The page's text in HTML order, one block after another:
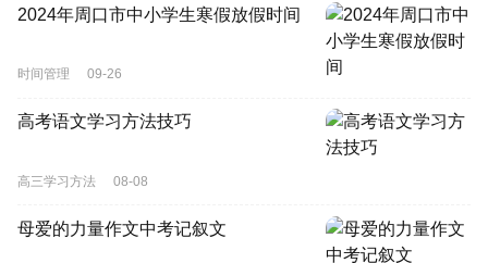
2024年周口市中小学生寒假放假时间
时间管理 09-26
高考语文学习方法技巧
高三学习方法 08-08
母爱的力量作文中考记叙文